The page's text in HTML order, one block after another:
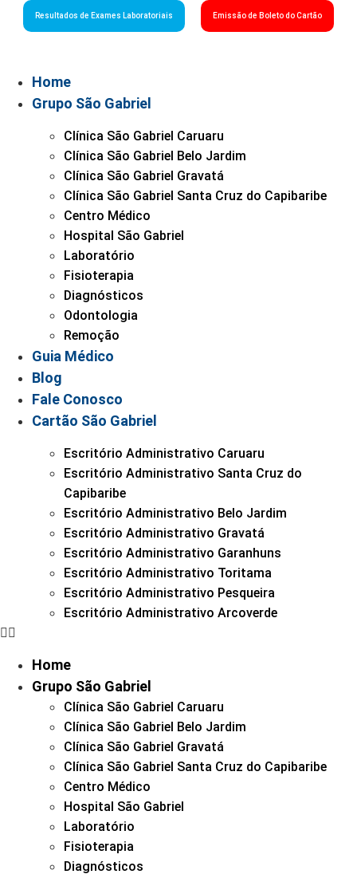
Resultados de Exames Laboratoriais Emissão de Boleto do Cartão
Home
Grupo São Gabriel
Clínica São Gabriel Caruaru
Clínica São Gabriel Belo Jardim
Clínica São Gabriel Gravatá
Clínica São Gabriel Santa Cruz do Capibaribe
Centro Médico
Hospital São Gabriel
Laboratório
Fisioterapia
Diagnósticos
Odontologia
Remoção
Guia Médico
Blog
Fale Conosco
Cartão São Gabriel
Escritório Administrativo Caruaru
Escritório Administrativo Santa Cruz do
Capibaribe
Escritório Administrativo Belo Jardim
Escritório Administrativo Gravatá
Escritório Administrativo Garanhuns
Escritório Administrativo Toritama
Escritório Administrativo Pesqueira
Escritório Administrativo Arcoverde
Home
Grupo São Gabriel
Clínica São Gabriel Caruaru
Clínica São Gabriel Belo Jardim
Clínica São Gabriel Gravatá
Clínica São Gabriel Santa Cruz do Capibaribe
Centro Médico
Hospital São Gabriel
Laboratório
Fisioterapia
Diagnósticos